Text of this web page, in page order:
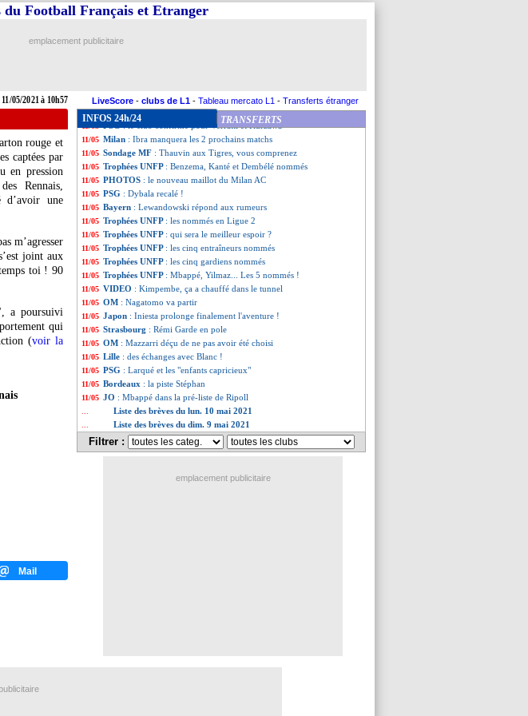
11/05/2021 à 10h57
du Football Français et Etranger
emplacement publicitaire
LiveScore - clubs de L1 - Tableau mercato L1 - Transferts étranger
rouge et
captées par
en pression
Rennais,
d’avoir une
m’agresser
joint aux
toi ! 90
a poursuivi
qui
(voir la
Mail
INFOS 24h/24 TRANSFERTS
11/05 Monaco: l'alternative Bürki
11/05 PSG: Mbappé est "prêt à jouer"
11/05 Milan
11/05 Juve: les 3 favoris pour l'après-Pirlo
11/05 Juve: Buffon annonce son départ !
: le club confirme pour Verratti et Kurzawa
11/05 Milan : Ibra manquera les 2 prochains matchs
11/05 Sondage MF : Thauvin aux Tigres, vous comprenez
11/05 Trophées UNFP : Benzema, Kanté et Dembélé nommés
11/05 PHOTOS : le nouveau maillot du Milan AC
11/05 PSG : Dybala recalé !
11/05 Bayern : Lewandowski répond aux rumeurs
11/05 Trophées UNFP : les nommés en Ligue 2
11/05 Trophées UNFP : qui sera le meilleur espoir ?
11/05 Trophées UNFP : les cinq entraîneurs nommés
11/05 Trophées UNFP : les cinq gardiens nommés
11/05 Trophées UNFP : Mbappé, Yilmaz... Les 5 nommés !
11/05 VIDEO : Kimpembe, ça a chauffé dans le tunnel
11/05 OM : Nagatomo va partir
11/05 Japon : Iniesta prolonge finalement l'aventure !
11/05 Strasbourg : Rémi Garde en pole
11/05 OM : Mazzarri déçu de ne pas avoir été choisi
11/05 Lille : des échanges avec Blanc !
11/05 PSG : Larqué et les "enfants capricieux"
11/05 Bordeaux : la piste Stéphan
11/05 JO : Mbappé dans la pré-liste de Ripoll
Liste des brèves du lun. 10 mai 2021
Liste des brèves du dim. 9 mai 2021
Filtrer :
emplacement publicitaire